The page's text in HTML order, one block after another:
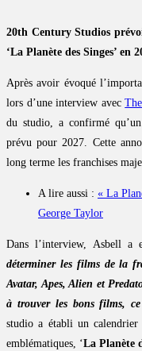
20th Century Studios
‘La Planète des Singes’ en
Après avoir évoqué
lors d’une interview avec
du studio, a confirmé
prévu pour 2027. Cette
long terme les franchises
A lire aussi : « La
George Taylor
Dans l’interview, Asbell a
déterminer les films de la
Avatar, Apes, Alien et
à trouver les bons films,
studio a établi un calendrier
emblématiques, ‘La Planète